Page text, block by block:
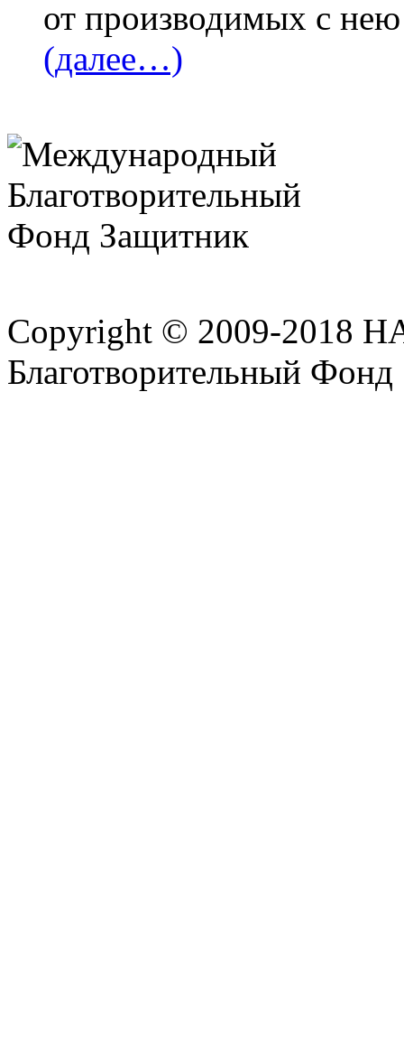
от производимых с
(далее…)
Copyright © 2009-2018
Благотворительный